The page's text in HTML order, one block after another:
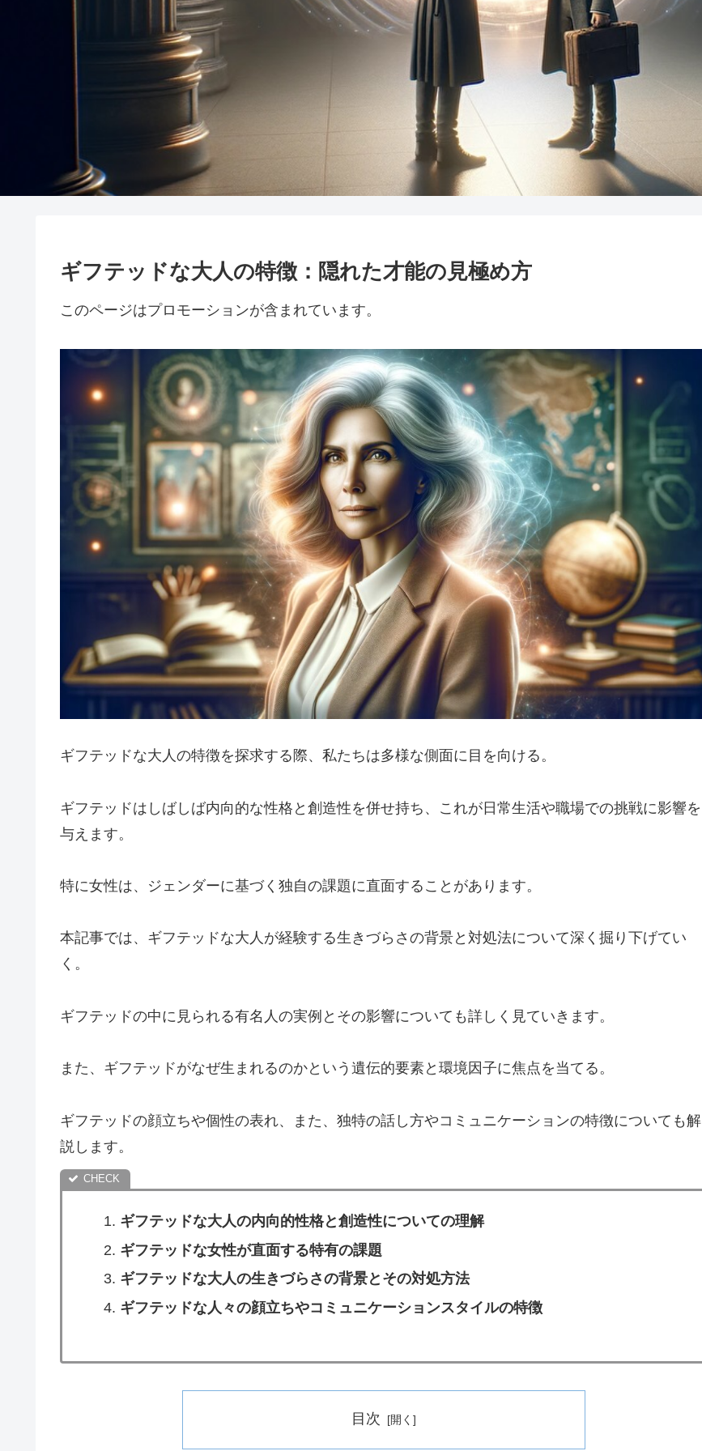
ギフテッドな大人の特徴：隠れた才能の見極め方
このページはプロモーションが含まれています。
ギフテッドな大人の特徴を探求する際、私たちは多様な側面に目を向ける。
ギフテッドはしばしば内向的な性格と創造性を併せ持ち、これが日常生活や職場での挑戦に影響を
与えます。
特に女性は、ジェンダーに基づく独自の課題に直面することがあります。
本記事では、ギフテッドな大人が経験する生きづらさの背景と対処法について深く掘り下げてい
く。
ギフテッドの中に見られる有名人の実例とその影響についても詳しく見ていきます。
また、ギフテッドがなぜ生まれるのかという遺伝的要素と環境因子に焦点を当てる。
ギフテッドの顔立ちや個性の表れ、また、独特の話し方やコミュニケーションの特徴についても解
説します。
ギフテッドな大人の内向的性格と創造性についての理解
ギフテッドな女性が直面する特有の課題
ギフテッドな大人の生きづらさの背景とその対処方法
ギフテッドな人々の顔立ちやコミュニケーションスタイルの特徴
目次